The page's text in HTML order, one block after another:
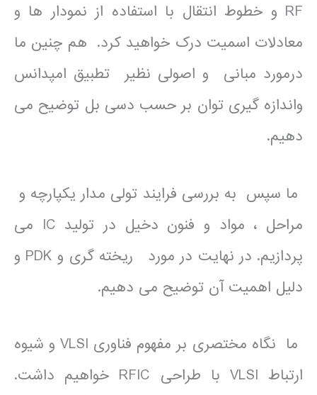
RF و خطوط انتقال با استفاده از نمودار ها و
معادلات اسمیت درک خواهید کرد. هم چنین ما
درمورد مبانی و اصولی نظیر تطبیق امپدانس
واندازه گیری توان بر حسب دسی بل توضیح می
دهیم.
ما سپس به بررسی فرایند تولی مدار یکپارچه و
مراحل ، مواد و فنون دخیل در تولید IC می
پردازیم. در نهایت در مورد ریخته گری و PDK و
دلیل اهمیت آن توضیح می دهیم.
ما نگاه مختصری بر مفهوم فناوری VLSI و شیوه
ارتباط VLSI با طراحی RFIC خواهیم داشت.